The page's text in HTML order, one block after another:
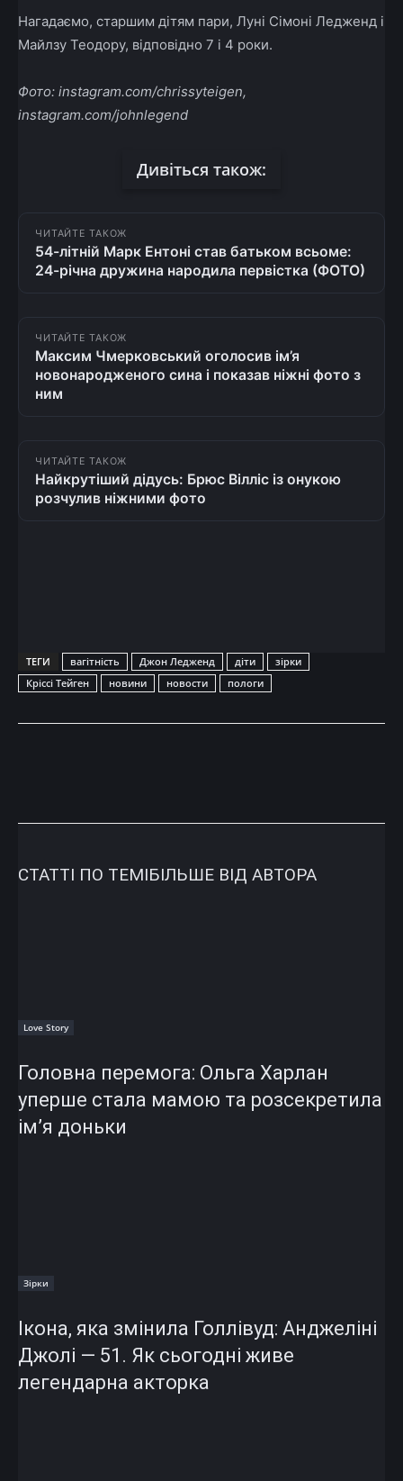
Нагадаємо, старшим дітям пари, Луні Сімоні Ледженд і
Майлзу Теодору, відповідно 7 і 4 роки.
Фото: instagram.com/chrissyteigen,
instagram.com/johnlegend
Дивіться також:
ЧИТАЙТЕ ТАКОЖ
54-літній Марк Ентоні став батьком всьоме:
24-річна дружина народила первістка (ФОТО)
ЧИТАЙТЕ ТАКОЖ
Максим Чмерковський оголосив ім’я
новонародженого сина і показав ніжні фото з
ним
ЧИТАЙТЕ ТАКОЖ
Найкрутіший дідусь: Брюс Вілліс із онукою
розчулив ніжними фото
ТЕГИ вагітність Джон Ледженд діти
зірки
Кріссі Тейген
новини новости пологи
СТАТТІ ПО ТЕМІБІЛЬШЕ ВІД АВТОРА
Love Story
Головна перемога: Ольга Харлан
уперше стала мамою та розсекретила
ім’я доньки
Зірки
Ікона, яка змінила Голлівуд: Анджеліні
Джолі — 51. Як сьогодні живе
легендарна акторка